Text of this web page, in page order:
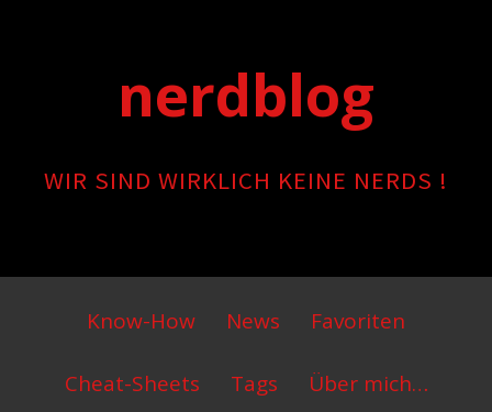
nerdblog
WIR SIND WIRKLICH KEINE NERDS !
Primary
Menu
Know-How News Favoriten
Cheat-Sheets Tags Über mich…